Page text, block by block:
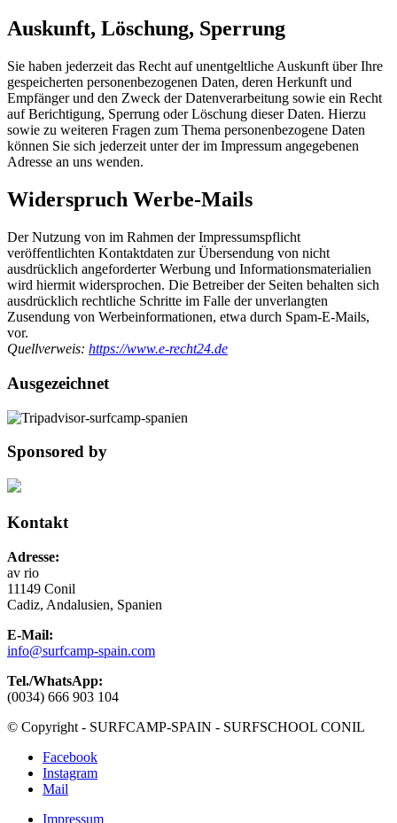
Auskunft, Löschung, Sperrung
Sie haben jederzeit das Recht auf unentgeltliche Auskunft über Ihre
gespeicherten personenbezogenen Daten, deren Herkunft und
Empfänger und den Zweck der Datenverarbeitung sowie ein Recht
auf Berichtigung, Sperrung oder Löschung dieser Daten. Hierzu
sowie zu weiteren Fragen zum Thema personenbezogene Daten
können Sie sich jederzeit unter der im Impressum angegebenen
Adresse an uns wenden.
Widerspruch Werbe-Mails
Der Nutzung von im Rahmen der Impressumspflicht
veröffentlichten Kontaktdaten zur Übersendung von nicht
ausdrücklich angeforderter Werbung und Informationsmaterialien
wird hiermit widersprochen. Die Betreiber der Seiten behalten sich
ausdrücklich rechtliche Schritte im Falle der unverlangten
Zusendung von Werbeinformationen, etwa durch Spam-E-Mails,
vor.
Quellverweis: https://www.e-recht24.de
Ausgezeichnet
Sponsored by
Kontakt
Adresse:
av rio
11149 Conil
Cadiz, Andalusien, Spanien
E-Mail:
info@surfcamp-spain.com
Tel./WhatsApp:
(0034) 666 903 104
© Copyright - SURFCAMP-SPAIN - SURFSCHOOL CONIL
Facebook
Instagram
Mail
Impressum